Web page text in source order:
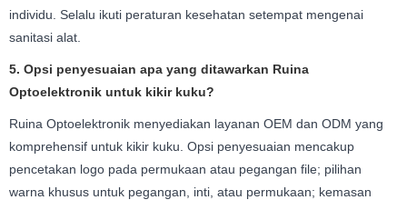
individu. Selalu ikuti peraturan kesehatan setempat mengenai
sanitasi alat.
5. Opsi penyesuaian apa yang ditawarkan Ruina
Optoelektronik untuk kikir kuku?
Ruina Optoelektronik menyediakan layanan OEM dan ODM yang
komprehensif untuk kikir kuku. Opsi penyesuaian mencakup
pencetakan logo pada permukaan atau pegangan file; pilihan
warna khusus untuk pegangan, inti, atau permukaan; kemasan